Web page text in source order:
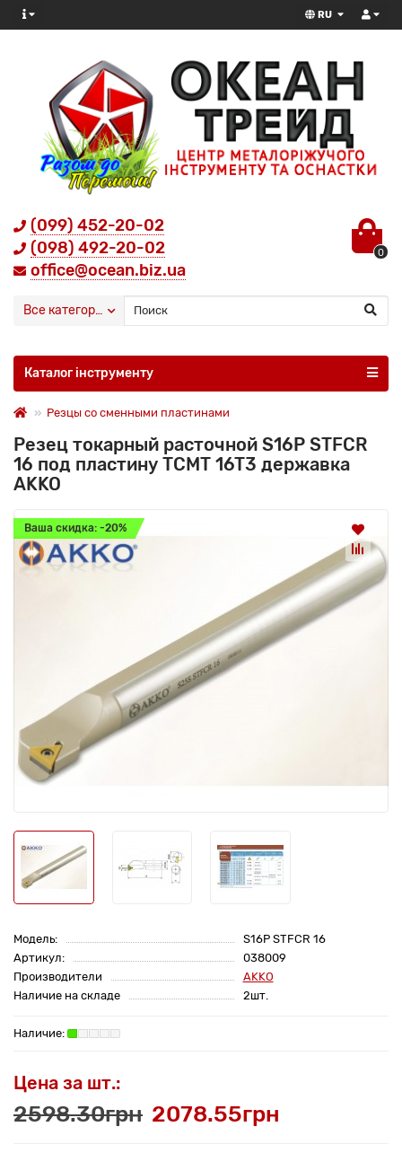
RU
(099) 452-20-02
(098) 492-20-02
office@ocean.biz.ua
0
Все категории
Каталог інструменту
Резцы со сменными пластинами
Резец токарный расточной S16P STFCR
16 под пластину TCMT 16T3 державка
AKKO
Ваша скидка: -20%
Модель:
S16P STFCR 16
Артикул:
038009
Производители
AKKO
Наличие на складе
2шт.
Цена за шт.:
2598.30грн 2078.55грн